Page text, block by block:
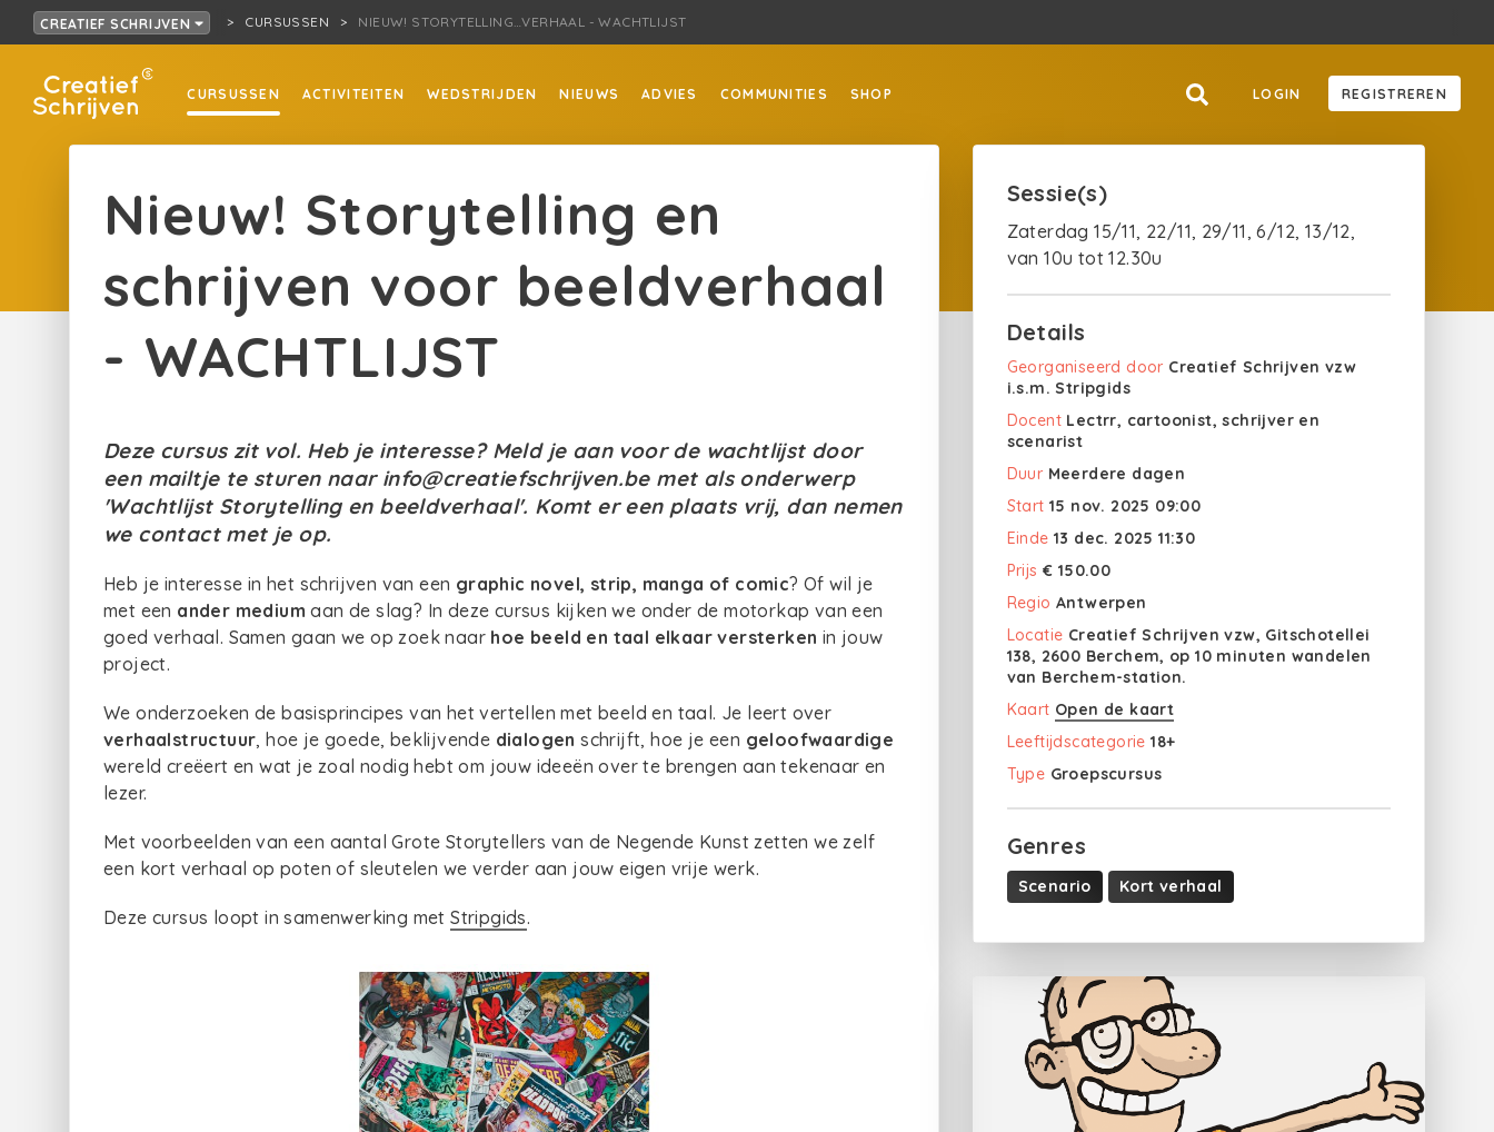
CREATIEF SCHRIJVEN CURSUSSEN NIEUW! STORYTELLING…VERHAAL - WACHTLIJST
CURSUSSEN ACTIVITEITEN WEDSTRIJDEN NIEUWS ADVIES COMMUNITIES SHOP LOGIN REGISTREREN
Nieuw! Storytelling en
schrijven voor beeldverhaal
- WACHTLIJST
Deze cursus zit vol. Heb je interesse? Meld je aan voor de wachtlijst door
een mailtje te sturen naar info@creatiefschrijven.be met als onderwerp
'Wachtlijst Storytelling en beeldverhaal'. Komt er een plaats vrij, dan nemen
we contact met je op.
Heb je interesse in het schrijven van een graphic novel, strip, manga of comic? Of wil je
met een ander medium aan de slag? In deze cursus kijken we onder de motorkap van een
goed verhaal. Samen gaan we op zoek naar hoe beeld en taal elkaar versterken in jouw
project.
We onderzoeken de basisprincipes van het vertellen met beeld en taal. Je leert over
verhaalstructuur, hoe je goede, beklijvende dialogen schrijft, hoe je een geloofwaardige
wereld creëert en wat je zoal nodig hebt om jouw ideeën over te brengen aan tekenaar en
lezer.
Met voorbeelden van een aantal Grote Storytellers van de Negende Kunst zetten we zelf
een kort verhaal op poten of sleutelen we verder aan jouw eigen vrije werk.
Deze cursus loopt in samenwerking metStripgids.
Sessie(s)
Zaterdag 15/11, 22/11, 29/11, 6/12, 13/12,
van 10u tot 12.30u
Details
Georganiseerd door Creatief Schrijven vzw
i.s.m. Stripgids
Docent Lectrr, cartoonist, schrijver en
scenarist
Duur Meerdere dagen
Start 15 nov. 2025 09:00
Einde 13 dec. 2025 11:30
Prijs € 150.00
Regio Antwerpen
Locatie Creatief Schrijven vzw, Gitschotellei
138, 2600 Berchem, op 10 minuten wandelen
van Berchem-station.
Kaart Open de kaart
Leeftijdscategorie 18+
Type Groepscursus
Genres
Scenario Kort verhaal